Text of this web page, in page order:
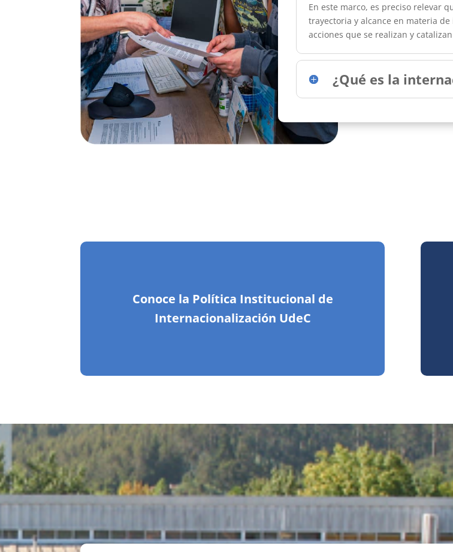
En este marco, es preciso relevar
trayectoria y alcance en materia
acciones que se realizan y
¿Qué es la
Conoce la Política Institucional de
Internacionalización UdeC